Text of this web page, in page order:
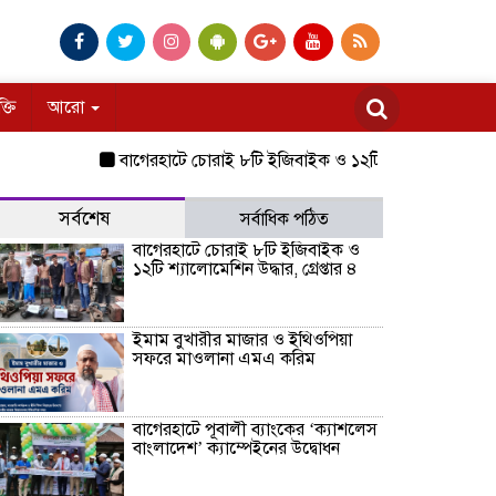
আরো
বাগেরহাটে চোরাই ৮টি ইজিবাইক ও ১২টি শ্যালোমেশিন উদ্ধার,
সর্বশেষ
সর্বাধিক পঠিত
বাগেরহাটে চোরাই ৮টি ইজিবাইক ও
১২টি শ্যালোমেশিন উদ্ধার, গ্রেপ্তার ৪
ইমাম বুখারীর মাজার ও ইথিওপিয়া
সফরে মাওলানা এমএ করিম
বাগেরহাটে পূবালী ব্যাংকের ‘ক্যাশলেস
বাংলাদেশ’ ক্যাম্পেইনের উদ্বোধন